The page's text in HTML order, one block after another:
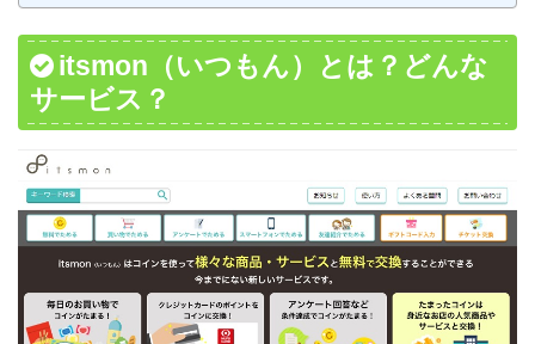
itsmon（いつもん）とは？どんな
サービス？